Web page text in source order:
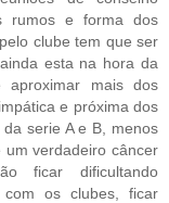
rumos e forma dos
clube tem que ser
esta na hora da
mais dos
e próxima dos
serie A e B, menos
verdadeiro câncer
ficar dificultando
com os clubes, ficar